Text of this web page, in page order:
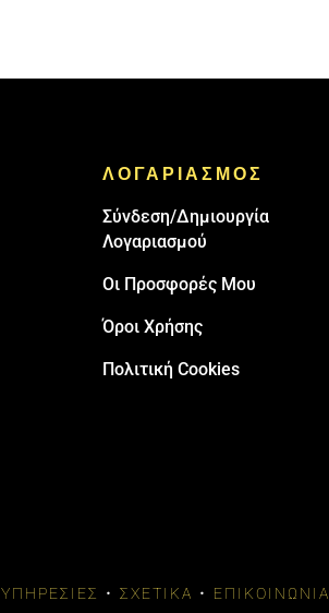
ΛΟΓΑΡΙΑΣΜΟΣ
Σύνδεση/Δημιουργία
Λογαριασμού
Οι Προσφορές Μου
Όροι Χρήσης
Πολιτική Cookies
ΥΠΗΡΕΣΊΕΣ • ΣΧΕΤΙΚΆ • ΕΠΙΚΟΙΝΩΝΊΑ